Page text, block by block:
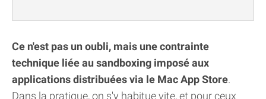
Ce n'est pas un oubli, mais une contrainte
technique liée au sandboxing imposé aux
applications distribuées via le Mac App Store.
Dans la pratique, on s'y habitue vite, et pour ceux